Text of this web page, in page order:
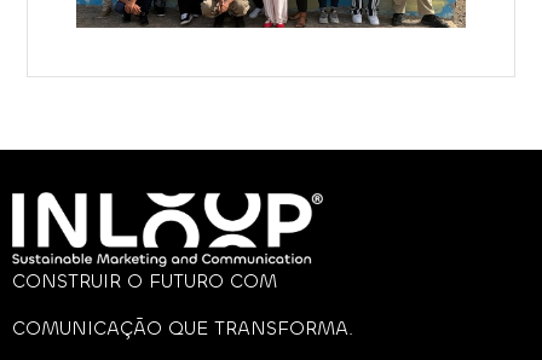
CONSTRUIR O FUTURO COM
COMUNICAÇÃO QUE TRANSFORMA.